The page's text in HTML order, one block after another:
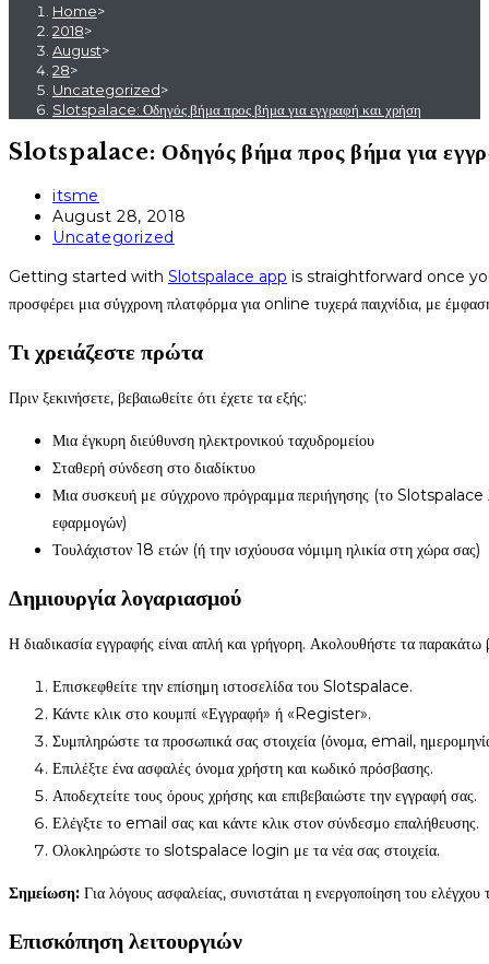
Home>
2018>
August>
28>
Uncategorized>
Slotspalace: Οδηγός βήμα προς βήμα για εγγραφή και χρήση
Slotspalace: Οδηγός βήμα προς βήμα για
Post
author:
itsme
Post
published:
August 28, 2018
Post
Uncategorized
Getting started with Slotspalace app is straightforward once
προσφέρει μια σύγχρονη πλατφόρμα για online τυχερά παιχνίδια, με
Τι χρειάζεστε πρώτα
Πριν ξεκινήσετε, βεβαιωθείτε ότι έχετε τα εξής:
Μια έγκυρη διεύθυνση ηλεκτρονικού ταχυδρομείου
Σταθερή σύνδεση στο διαδίκτυο
Μια συσκευή με σύγχρονο πρόγραμμα περιήγησης (το
εφαρμογών)
Τουλάχιστον 18 ετών (ή την ισχύουσα νόμιμη ηλικία στη χώρα σας)
Δημιουργία λογαριασμού
Η διαδικασία εγγραφής είναι απλή και γρήγορη. Ακολουθήστε τα παρακάτω
Επισκεφθείτε την επίσημη ιστοσελίδα του Slotspalace.
Κάντε κλικ στο κουμπί «Εγγραφή» ή «Register».
Συμπληρώστε τα προσωπικά σας στοιχεία (όνομα, email,
Επιλέξτε ένα ασφαλές όνομα χρήστη και κωδικό πρόσβασης.
Αποδεχτείτε τους όρους χρήσης και επιβεβαιώστε την εγγραφή σας.
Ελέγξτε το email σας και κάντε κλικ στον σύνδεσμο επαλήθευσης.
Ολοκληρώστε το slotspalace login με τα νέα σας στοιχεία.
Σημείωση: Για λόγους ασφαλείας, συνιστάται η ενεργοποίηση του
Επισκόπηση λειτουργιών